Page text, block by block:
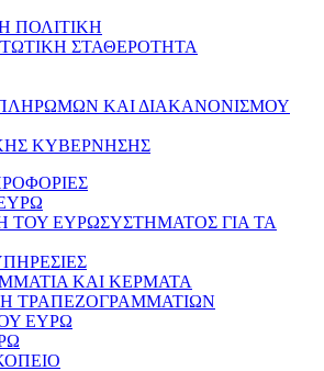
ΠΟΛΙΤΙΚΗ
ΣΤΑΘΕΡΟΤΗΤΑ
ΚΑΙ ΔΙΑΚΑΝΟΝΙΣΜΟΥ
ΚΥΒΕΡΝΗΣΗΣ
ΤΟΥ ΕΥΡΩΣΥΣΤΗΜΑΤΟΣ ΓΙΑ ΤΑ
ΚΑΙ ΚΕΡΜΑΤΑ
ΤΡΑΠΕΖΟΓΡΑΜΜΑΤΙΩΝ
ΕΥΡΩ